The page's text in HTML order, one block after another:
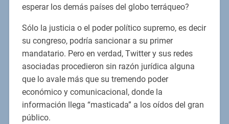
esperar los demás países del globo terráqueo?
Sólo la justicia o el poder político supremo, es decir
su congreso, podría sancionar a su primer
mandatario. Pero en verdad, Twitter y sus redes
asociadas procedieron sin razón jurídica alguna
que lo avale más que su tremendo poder
económico y comunicacional, donde la
información llega “masticada” a los oídos del gran
público.